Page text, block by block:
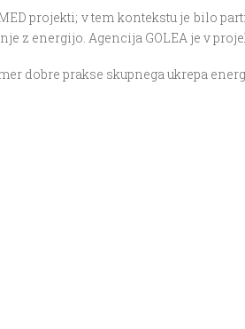
projekti; v tem kontekstu je bilo
z energijo. Agencija GOLEA je v
dobre prakse skupnega ukrepa